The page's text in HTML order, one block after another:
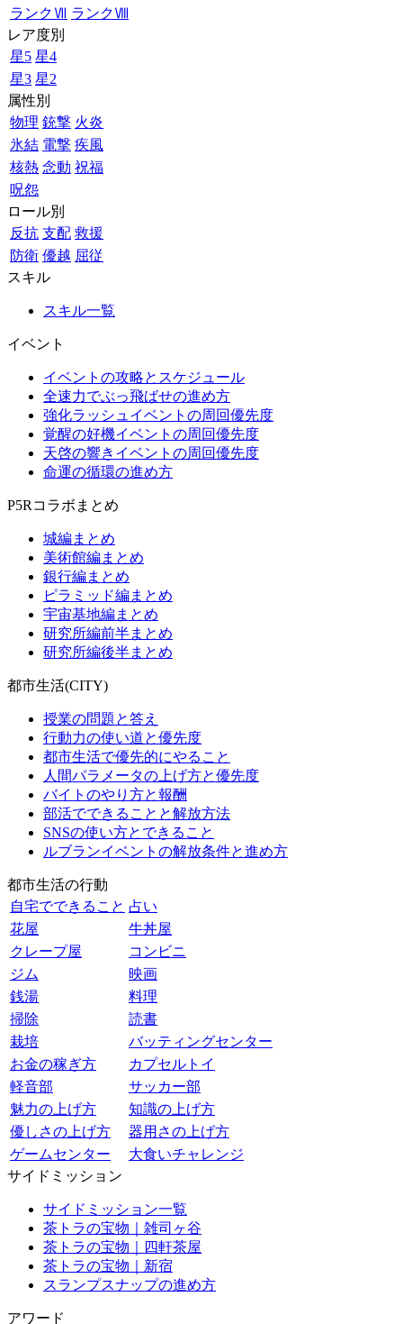
ランクⅦ ランクⅧ
レア度別
星5 星4
星3 星2
属性別
物理 銃撃 火炎
氷結 電撃 疾風
核熱 念動 祝福
呪怨
ロール別
反抗 支配 救援
防衛 優越 屈従
スキル
スキル一覧
イベント
イベントの攻略とスケジュール
全速力でぶっ飛ばせの進め方
強化ラッシュイベントの周回優先度
覚醒の好機イベントの周回優先度
天啓の響きイベントの周回優先度
命運の循環の進め方
P5Rコラボまとめ
城編まとめ
美術館編まとめ
銀行編まとめ
ピラミッド編まとめ
宇宙基地編まとめ
研究所編前半まとめ
研究所編後半まとめ
都市生活(CITY)
授業の問題と答え
行動力の使い道と優先度
都市生活で優先的にやること
人間パラメータの上げ方と優先度
バイトのやり方と報酬
部活でできることと解放方法
SNSの使い方とできること
ルブランイベントの解放条件と進め方
都市生活の行動
自宅でできること 占い
花屋
牛丼屋
クレープ屋
コンビニ
ジム
映画
銭湯
料理
掃除
読書
栽培
バッティングセンター
お金の稼ぎ方
カプセルトイ
軽音部
サッカー部
魅力の上げ方
知識の上げ方
優しさの上げ方
器用さの上げ方
ゲームセンター
大食いチャレンジ
サイドミッション
サイドミッション一覧
茶トラの宝物｜雑司ヶ谷
茶トラの宝物｜四軒茶屋
茶トラの宝物｜新宿
スランプスナップの進め方
アワード